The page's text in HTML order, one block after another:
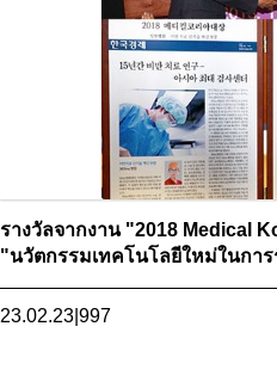
รางวัลจากงาน "2018 Medical
"นวัตกรรมเทคโนโลยีใหม่ในกา
23.02.23 997